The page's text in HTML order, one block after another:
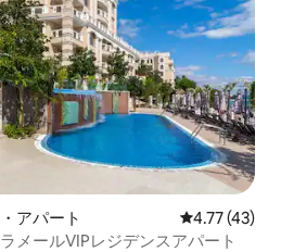
アパート レビュー43
4.77 (43)
メールVIPレジデンスアパート